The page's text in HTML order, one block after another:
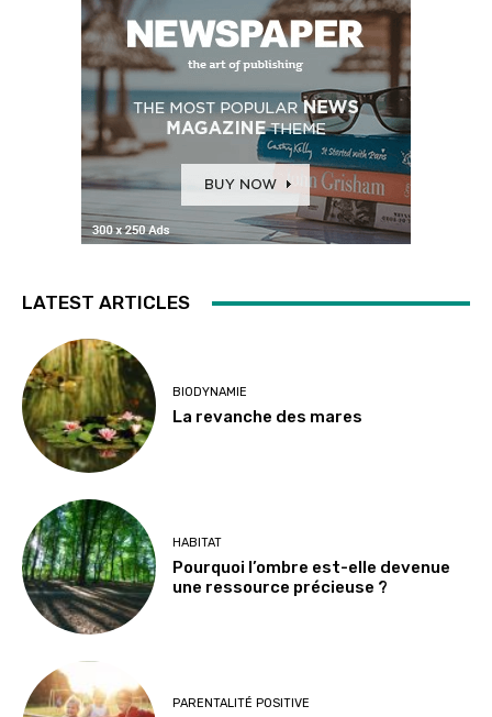
LATEST ARTICLES
BIODYNAMIE
La revanche des mares
HABITAT
Pourquoi l’ombre est-elle devenue
une ressource précieuse ?
PARENTALITÉ POSITIVE